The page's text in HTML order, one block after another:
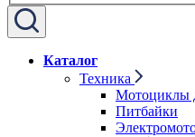
Каталог
Техника
Мотоциклы
Питбайки